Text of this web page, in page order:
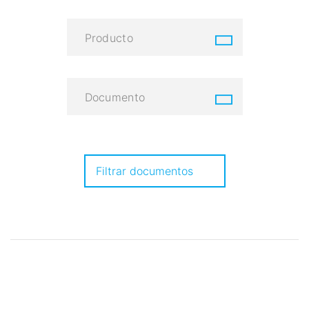
Producto
Documento
Filtrar documentos